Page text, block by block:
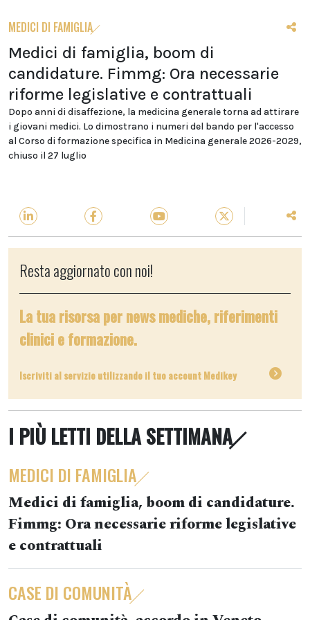
MEDICI DI FAMIGLIA
Medici di famiglia, boom di
candidature. Fimmg: Ora necessarie
riforme legislative e contrattuali
Dopo anni di disaffezione, la medicina generale torna ad attirare
i giovani medici. Lo dimostrano i numeri del bando per l'accesso
al Corso di formazione specifica in Medicina generale 2026-2029,
chiuso il 27 luglio
Resta aggiornato con noi!
La tua risorsa per news mediche, riferimenti
clinici e formazione.
Iscriviti al servizio utilizzando il tuo account Medikey
I PIÙ LETTI DELLA SETTIMANA
MEDICI DI FAMIGLIA
Medici di famiglia, boom di candidature.
Fimmg: Ora necessarie riforme legislative
e contrattuali
CASE DI COMUNITÀ